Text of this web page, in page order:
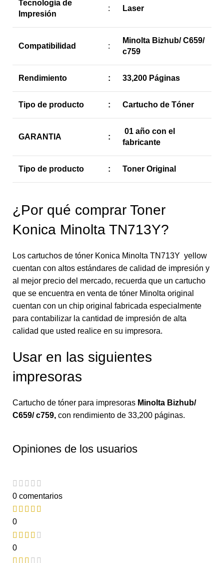
Tecnología de
Impresión
: Laser
Compatibilidad :
Minolta Bizhub/ C659/
c759
Rendimiento : 33,200 Páginas
Tipo de producto : Cartucho de Tóner
GARANTIA :
01 año con el
fabricante
Tipo de producto : Toner Original
¿Por qué comprar Toner
Konica Minolta TN713Y?
Los cartuchos de tóner Konica Minolta TN713Y yellow
cuentan con altos estándares de calidad de impresión y
al mejor precio del mercado, recuerda que un cartucho
que se encuentra en venta de tóner Minolta original
cuentan con un chip original fabricada especialmente
para contabilizar la cantidad de impresión de alta
calidad que usted realice en su impresora.
Usar en las siguientes
impresoras
Cartucho de tóner para impresoras Minolta Bizhub/
C659/ c759, con rendimiento de 33,200 páginas.
Opiniones de los usuarios
0 comentarios
0
0